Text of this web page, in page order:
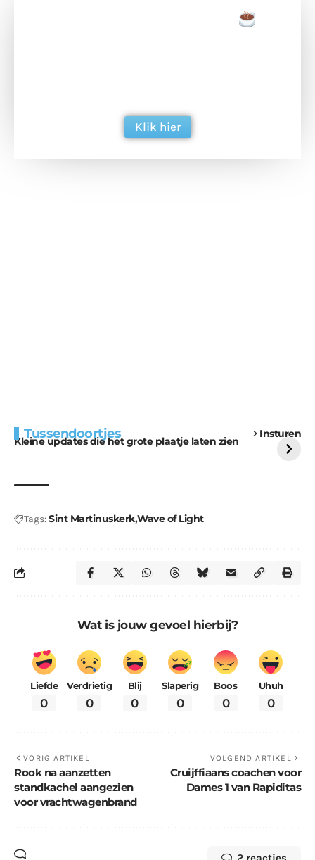
Klik hier
Tussendoortjes Insturen
Kleine updates die het grote plaatje laten zien
voor kabouters
uitdaging
Tags:Sint MartinuskerkWave of Light
Wat is jouw gevoel hierbij?
Liefde
0
Verdrietig
0
Blij
0
Slaperig
0
Boos
0
Uhuh
0
VORIG ARTIKEL
Rook na aanzetten
standkachel aangezien
voor vrachtwagenbrand
VOLGEND ARTIKEL
Cruijffiaans coachen voor
Dames 1 van Rapiditas